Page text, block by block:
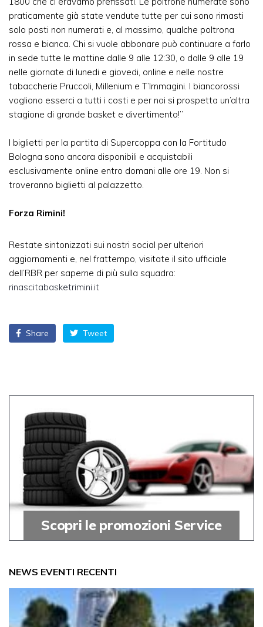
praticamente già state vendute tutte per cui sono rimasti
solo posti non numerati e, al massimo, qualche poltrona
rossa e bianca. Chi si vuole abbonare può continuare a farlo
in sede tutte le mattine dalle 9 alle 12:30, o dalle 9 alle 19
nelle giornate di lunedi e giovedi, online e nelle nostre
tabaccherie Pruccoli, Millenium e T’Immagini. I biancorossi
vogliono esserci a tutti i costi e per noi si prospetta un’altra
stagione di grande basket e divertimento!”
I biglietti per la partita di Supercoppa con la Fortitudo
Bologna sono ancora disponibili e acquistabili
esclusivamente online entro domani alle ore 19. Non si
troveranno biglietti al palazzetto.
Forza Rimini!
Restate sintonizzati sui nostri social per ulteriori
aggiornamenti e, nel frattempo, visitate il sito ufficiale
dell’RBR per saperne di più sulla squadra:
rinascitabasketrimini .it
Share Tweet
Scopri le promozioni Service
NEWS EVENTI RECENTI